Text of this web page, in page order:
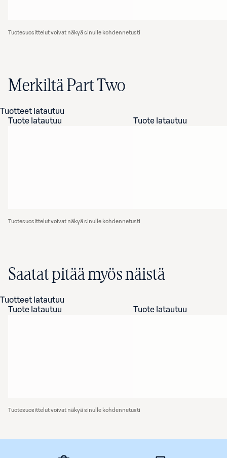
Tuotesuosittelut voivat näkyä sinulle kohdennetusti
Merkiltä Part Two
Tuotteet latautuu
Tuote latautuu
Tuote latautuu
Tuotesuosittelut voivat näkyä sinulle kohdennetusti
Saatat pitää myös näistä
Tuotteet latautuu
Tuote latautuu
Tuote latautuu
Tuotesuosittelut voivat näkyä sinulle kohdennetusti